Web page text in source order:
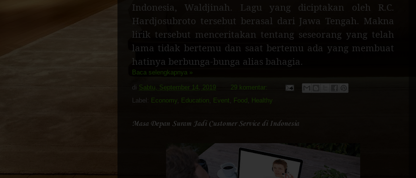
Indonesia, Waldjinah. Lagu yang diciptakan oleh R.C.
Hardjosubroto tersebut berasal dari Jawa Tengah. Makna
lirik tersebut menceritakan tentang seseorang yang telah
lama tidak bertemu dan saat bertemu ada yang membuat
hatinya berbunga-bunga alias bahagia.
Baca selengkapnya »
di Sabtu, September 14, 2019
29 komentar:
Label: Economy, Education, Event, Food , Healthy
Masa Depan Suram Jadi Customer Service di Indonesia